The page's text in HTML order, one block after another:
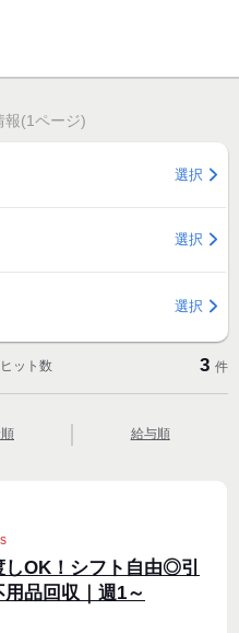
報(1ページ)
選択
選択
選択
ヒット数 3 件
給与順
しOK！シフト自由◎引
品回収｜週1～